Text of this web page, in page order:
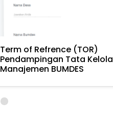
Term of Refrence (TOR)
Pendampingan Tata Kelola
Manajemen BUMDES